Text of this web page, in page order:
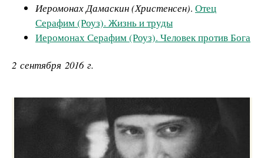
Иеромонах Дамаскин (Христенсен). Отец
Серафим (Роуз). Жизнь и труды
Иеромонах Серафим (Роуз). Человек против Бога
2 сентября 2016 г.